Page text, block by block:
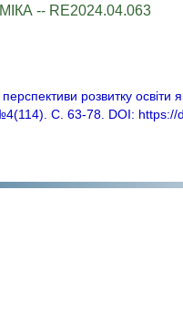
-- RE2024.04.063
розвитку освіти
С. 63-78. DOI: